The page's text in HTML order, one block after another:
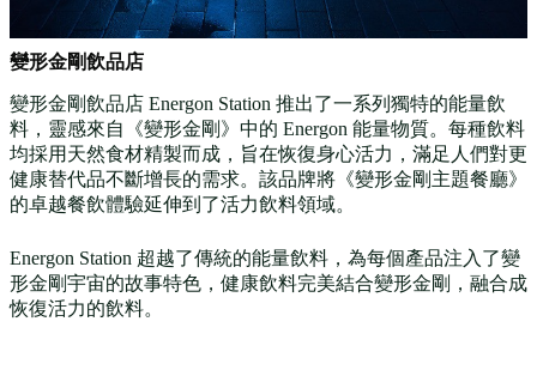
變形金剛飲品店
變形金剛飲品店 Energon Station 推出了一系列獨特的能量飲
料，靈感來自《變形金剛》中的 Energon 能量物質。每種飲料
均採用天然食材精製而成，旨在恢復身心活力，滿足人們對更
健康替代品不斷增長的需求。該品牌將《變形金剛主題餐廳》
的卓越餐飲體驗延伸到了活力飲料領域。
Energon Station 超越了傳統的能量飲料，為每個產品注入了變
形金剛宇宙的故事特色，健康飲料完美結合變形金剛，融合成
恢復活力的飲料。